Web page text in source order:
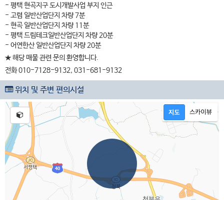
- 평택 현곡지구 도시개발사업 부지 인근
- 고렴 일반산업단지 차량 7분
- 현곡 일반산업단지 차량 11분
- 평택 드림테크일반산업단지 차량 20분
- 어연한산 일반산업단지 차량 20분
★ 해당 매물 관련 문의 환영합니다.
전화 010-7128-9132, 031-681-9132
위치 및 주변 편의시설